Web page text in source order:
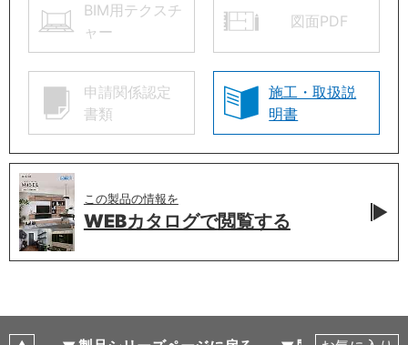
BIM用テクスチ
ャー
図面PDF
申請関係認定
書類
施工・取扱説
明書
この製品の情報を
WEBカタログで閲覧する